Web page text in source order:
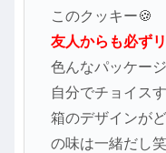
このクッキー🍪
友人からも必ず
色んなパッケー
自分でチョイス
箱のデザインが
の味は一緒だし笑